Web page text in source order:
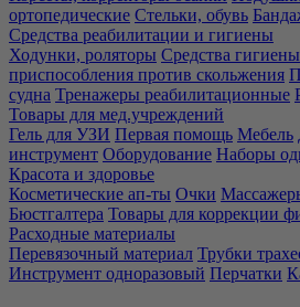
ортопедические Стельки, обувь
Средства реабилитации и гигиены
Ходунки, роляторы Средства гигиены
приспособления против скольжения
судна Тренажеры реабилитационные
Товары для мед.учреждений
Гель для УЗИ Первая помощь Мебель
инструмент Оборудование Наборы
Красота и здоровье
Косметические ап-ты Очки
Бюстгалтера Товары для коррекции
Расходные материалы
Перевязочный материал Трубки
Инструмент одноразовый Перчатки